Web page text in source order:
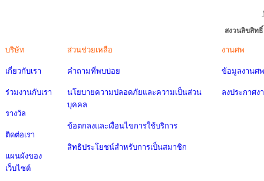
สงวนลิขสิท
บริษัท
เกี่ยวกับเรา
ร่วมงานกับเรา
รางวัล
ติดต่อเรา
แผนผังของ
เว็บไซต์
ส่วนช่วยเหลือ
คำถามที่พบบ่อย
นโยบายความปลอดภัยและความเป็นส่วน
บุคคล
ข้อตกลงและเงื่อนไขการใช้บริการ
สิทธิประโยชน์สำหรับการเป็นสมาชิก
งานศพ
ข้อมูลงานศพ
ลงประกาศง